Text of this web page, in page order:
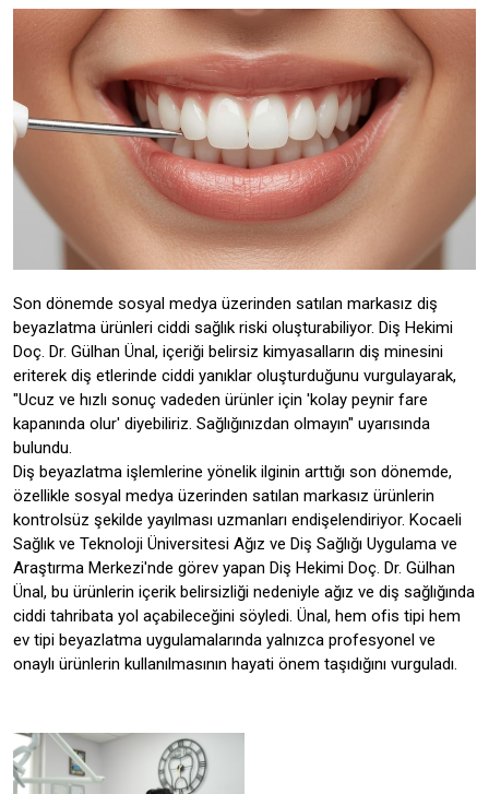
Son dönemde sosyal medya üzerinden satılan markasız diş
beyazlatma ürünleri ciddi sağlık riski oluşturabiliyor. Diş Hekimi
Doç. Dr. Gülhan Ünal, içeriği belirsiz kimyasalların diş minesini
eriterek diş etlerinde ciddi yanıklar oluşturduğunu vurgulayarak,
"Ucuz ve hızlı sonuç vadeden ürünler için 'kolay peynir fare
kapanında olur' diyebiliriz. Sağlığınızdan olmayın" uyarısında
bulundu.
Diş beyazlatma işlemlerine yönelik ilginin arttığı son dönemde,
özellikle sosyal medya üzerinden satılan markasız ürünlerin
kontrolsüz şekilde yayılması uzmanları endişelendiriyor. Kocaeli
Sağlık ve Teknoloji Üniversitesi Ağız ve Diş Sağlığı Uygulama ve
Araştırma Merkezi'nde görev yapan Diş Hekimi Doç. Dr. Gülhan
Ünal, bu ürünlerin içerik belirsizliği nedeniyle ağız ve diş sağlığında
ciddi tahribata yol açabileceğini söyledi. Ünal, hem ofis tipi hem
ev tipi beyazlatma uygulamalarında yalnızca profesyonel ve
onaylı ürünlerin kullanılmasının hayati önem taşıdığını vurguladı.